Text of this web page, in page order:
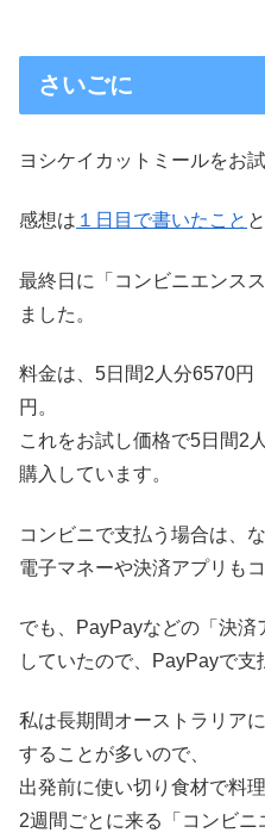
さいごに
ヨシケイカットミールをお
感想は １日目で書いたこと
最終日に「コンビニエンス
ました。
料金は、5日間2人分6570円
円。
これをお試し価格で5日間2
購入しています。
コンビニで支払う場合は、
電子マネーや決済アプリも
でも、PayPayなどの「決
していたので、PayPayで支
私は長期間オーストラリア
することが多いので、
出発前に使い切り食材で料
2週間ごとに来る「コンビ